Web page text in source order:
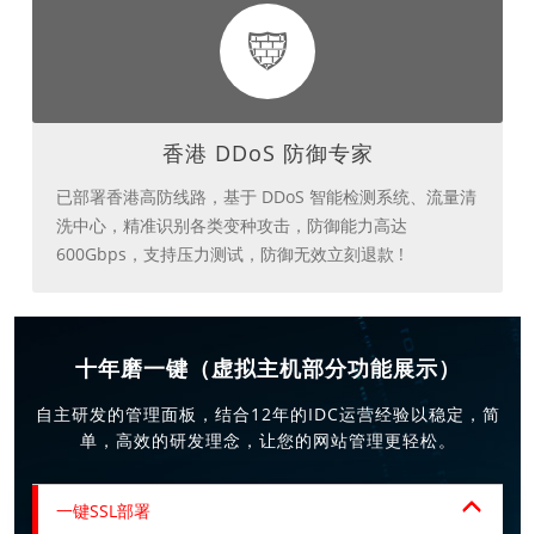
香港 DDoS 防御专家
已部署香港高防线路，基于 DDoS 智能检测系统、流量清
洗中心，精准识别各类变种攻击，防御能力高达
600Gbps，支持压力测试，防御无效立刻退款 !
十年磨一键（虚拟主机部分功能展示）
自主研发的管理面板，结合12年的IDC运营经验以稳定，简
单，高效的研发理念，让您的网站管理更轻松。
一键SSL部署